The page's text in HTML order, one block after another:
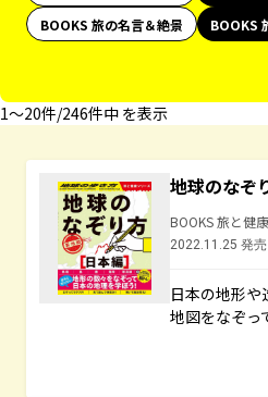
BOOKS 旅の名言＆絶景
BOOKS
1〜20件/246件中 を表示
地球のな
BOOKS 旅と健康
2022.11.25 発売
日本の地形
地図をなぞっ